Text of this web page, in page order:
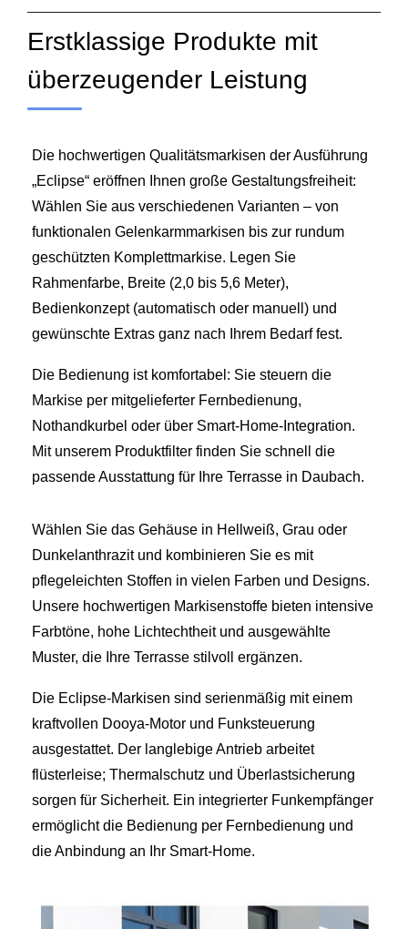
Erstklassige Produkte mit
überzeugender Leistung
Die hochwertigen Qualitätsmarkisen der Ausführung
„Eclipse“ eröffnen Ihnen große Gestaltungsfreiheit:
Wählen Sie aus verschiedenen Varianten – von
funktionalen Gelenkarmmarkisen bis zur rundum
geschützten Komplettmarkise. Legen Sie
Rahmenfarbe, Breite (2,0 bis 5,6 Meter),
Bedienkonzept (automatisch oder manuell) und
gewünschte Extras ganz nach Ihrem Bedarf fest.
Die Bedienung ist komfortabel: Sie steuern die
Markise per mitgelieferter Fernbedienung,
Nothandkurbel oder über Smart‑Home‑Integration.
Mit unserem Produktfilter finden Sie schnell die
passende Ausstattung für Ihre Terrasse in Daubach.
Wählen Sie das Gehäuse in Hellweiß, Grau oder
Dunkelanthrazit und kombinieren Sie es mit
pflegeleichten Stoffen in vielen Farben und Designs.
Unsere hochwertigen Markisenstoffe bieten intensive
Farbtöne, hohe Lichtechtheit und ausgewählte
Muster, die Ihre Terrasse stilvoll ergänzen.
Die Eclipse‑Markisen sind serienmäßig mit einem
kraftvollen Dooya‑Motor und Funksteuerung
ausgestattet. Der langlebige Antrieb arbeitet
flüsterleise; Thermalschutz und Überlastsicherung
sorgen für Sicherheit. Ein integrierter Funkempfänger
ermöglicht die Bedienung per Fernbedienung und
die Anbindung an Ihr Smart‑Home.